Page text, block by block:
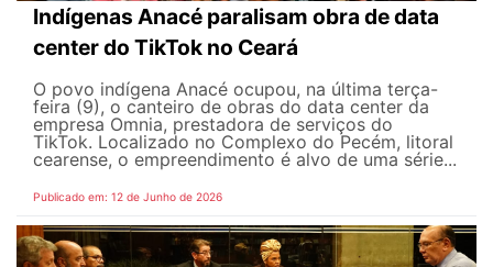
Indígenas Anacé paralisam obra de data
center do TikTok no Ceará
O povo indígena Anacé ocupou, na última terça-
feira (9), o canteiro de obras do data center da
empresa Omnia, prestadora de serviços do
TikTok. Localizado no Complexo do Pecém, litoral
cearense, o empreendimento é alvo de uma série...
Publicado em: 12 de Junho de 2026